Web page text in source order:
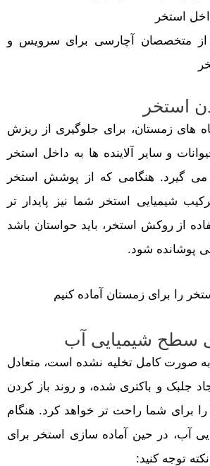
استخر
متخصصان آچارسی برای سرویس و
های زمستان، برای جلوگیری از ریزش
و سایر آلاینده ها به داخل استخر
می گیرد. هنگامی که از پوشش استخر
شیمیایی استخر شما نیز پایدار تر
از روکش استخر، باید حواستان باشد
پوشانده شود.
صورت کامل تخلیه نشده است، متعادل
جلبک و باکتری شده، و روند باز کردن
برای شما راحت تر خواهد کرد. هنگام
آب، در حین آماده سازی استخر برای
توجه کنید: